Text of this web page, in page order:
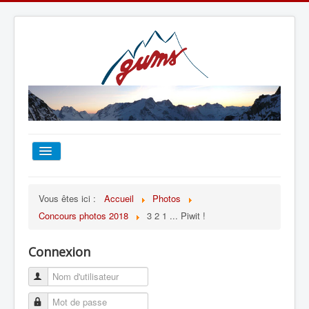
TOUT SUR LE GUMS
ESCALADE
ALPINISME
Vous êtes ici : Accueil
Photos
Concours photos 2018
3 2 1 ... Piwit !
Connexion